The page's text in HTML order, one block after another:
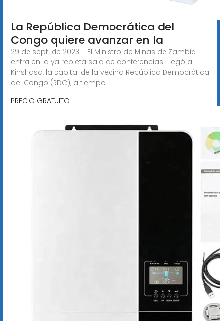
La República Democrática del
Congo quiere avanzar en la
29 de sept. de 2023 · El Ministro de Minas de Zambia
entra en la ya repleta sala de conferencias. Llegó a
Kinshasa, la capital de la vecina República Democrática
del Congo (RDC), a tiempo
PRECIO GRATUITO